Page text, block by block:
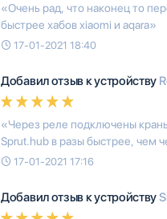
«Очень рад, что наконец то
быстрее хабов xiaomi и aqara»
17-01-2021 18:40
Добавил отзыв к устройству
«Через реле подключены
Sprut.hub в разы быстрее, чем
17-01-2021 17:16
Добавил отзыв к устройству